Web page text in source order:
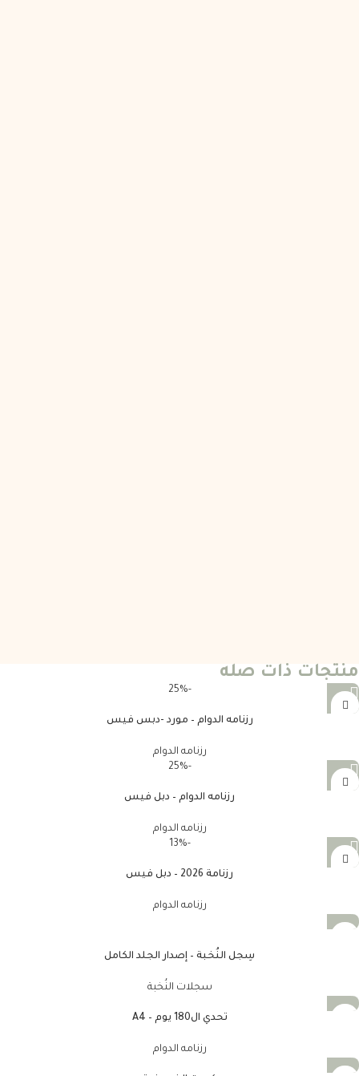
منتجات ذات صله
-25%
رزنامه الدوام – مورد -دبس فيس
رزنامه الدوام
-25%
رزنامه الدوام – دبل فيس
رزنامه الدوام
-13%
رزنامة 2026 – دبل فيس
رزنامه الدوام
سِجل النُخبة – إصدار الجلد الكامل
سجلات النُخبة
تحدي ال180 يوم – A4
رزنامه الدوام